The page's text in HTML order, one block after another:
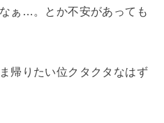
ぁ…。とか不安があっても
帰りたい位クタクタなはず